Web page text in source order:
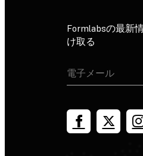
Formlabsの最新
け取る